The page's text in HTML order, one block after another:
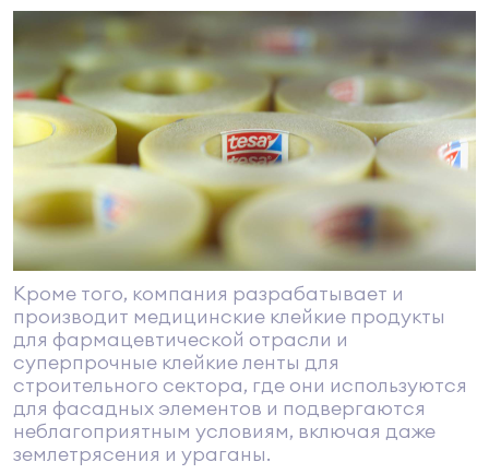
Кроме того, компания разрабатывает и
производит медицинские клейкие продукты
для фармацевтической отрасли и
суперпрочные клейкие ленты для
строительного сектора, где они используются
для фасадных элементов и подвергаются
неблагоприятным условиям, включая даже
землетрясения и ураганы.